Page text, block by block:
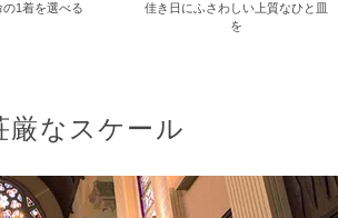
1着を選べる
佳き日にふさわしい上質なひと皿
を
厳なスケール